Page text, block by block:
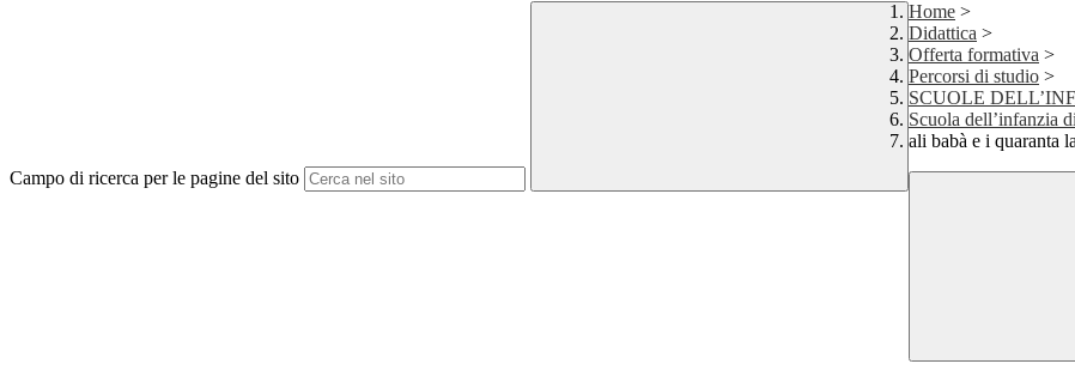
Campo di ricerca per le pagine del sito
Home >
Didattica >
Offerta formativa >
Percorsi di studio >
SCUOLE
Scuola dell’infanzia
ali babà e i quaranta